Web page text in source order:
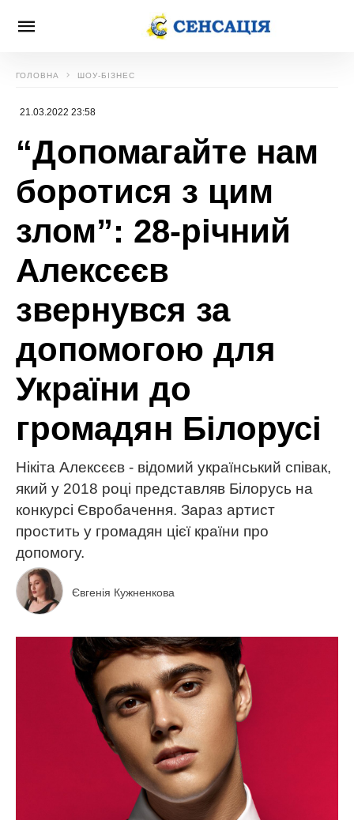
ГОЛОВНА ШОУ-БІЗНЕС
21.03.2022 23:58
“Допомагайте нам
боротися з цим
злом”: 28-річний
Алексєєв
звернувся за
допомогою для
України до
громадян Білорусі
Нікіта Алексєєв - відомий український співак,
який у 2018 році представляв Білорусь на
конкурсі Євробачення. Зараз артист
простить у громадян цієї країни про
допомогу.
Євгенія Кужненкова